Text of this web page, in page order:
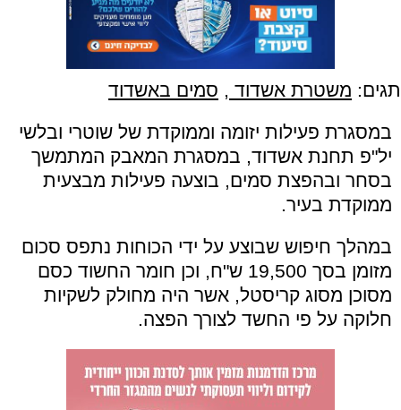
תגים: משטרת אשדוד , סמים באשדוד
במסגרת פעילות יזומה וממוקדת של שוטרי ובלשי
יל"פ תחנת אשדוד, במסגרת המאבק המתמשך
בסחר ובהפצת סמים, בוצעה פעילות מבצעית
ממוקדת בעיר.
במהלך חיפוש שבוצע על ידי הכוחות נתפס סכום
מזומן בסך 19,500 ש"ח, וכן חומר החשוד כסם
מסוכן מסוג קריסטל, אשר היה מחולק לשקיות
חלוקה על פי החשד לצורך הפצה.